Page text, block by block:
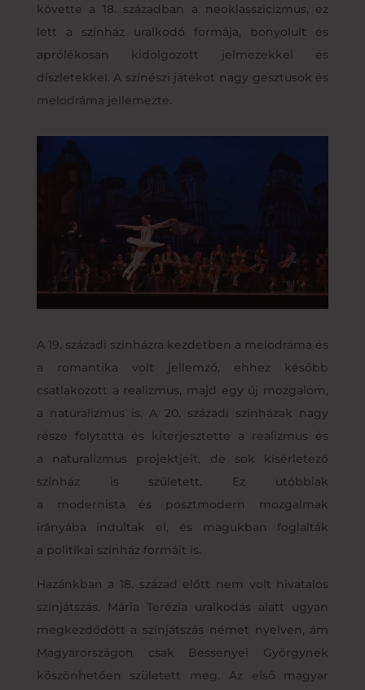
követte a 18. században a neoklasszicizmus, ez
lett a színház uralkodó formája, bonyolult és
aprólékosan kidolgozott jelmezekkel és
díszletekkel. A színészi játékot nagy gesztusok és
melodráma jellemezte.
A 19. századi színházra kezdetben a melodráma és
a romantika volt jellemző, ehhez később
csatlakozott a realizmus, majd egy új mozgalom,
a naturalizmus is. A 20. századi színházak nagy
része folytatta és kiterjesztette a realizmus és
a naturalizmus projektjeit, de sok kísérletező
színház is született. Ez utóbbiak
a modernista és posztmodern mozgalmak
irányába indultak el, és magukban foglalták
a politikai színház formáit is.
Hazánkban a 18. század előtt nem volt hivatalos
színjátszás. Mária Terézia uralkodás alatt ugyan
megkezdődött a színjátszás német nyelven, ám
Magyarországon csak Bessenyei Györgynek
köszönhetően született meg. Az első magyar